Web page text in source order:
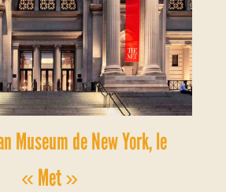
Museum de New York, le
« Met »